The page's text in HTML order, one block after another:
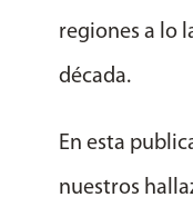
regiones a lo
década.
En esta
nuestros